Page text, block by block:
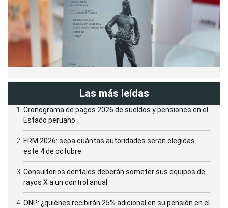
Las más leídas
Cronograma de pagos 2026 de sueldos y pensiones en el
Estado peruano
ERM 2026: sepa cuántas autoridades serán elegidas
este 4 de octubre
Consultorios dentales deberán someter sus equipos de
rayos X a un control anual
ONP: ¿quiénes recibirán 25% adicional en su pensión en el